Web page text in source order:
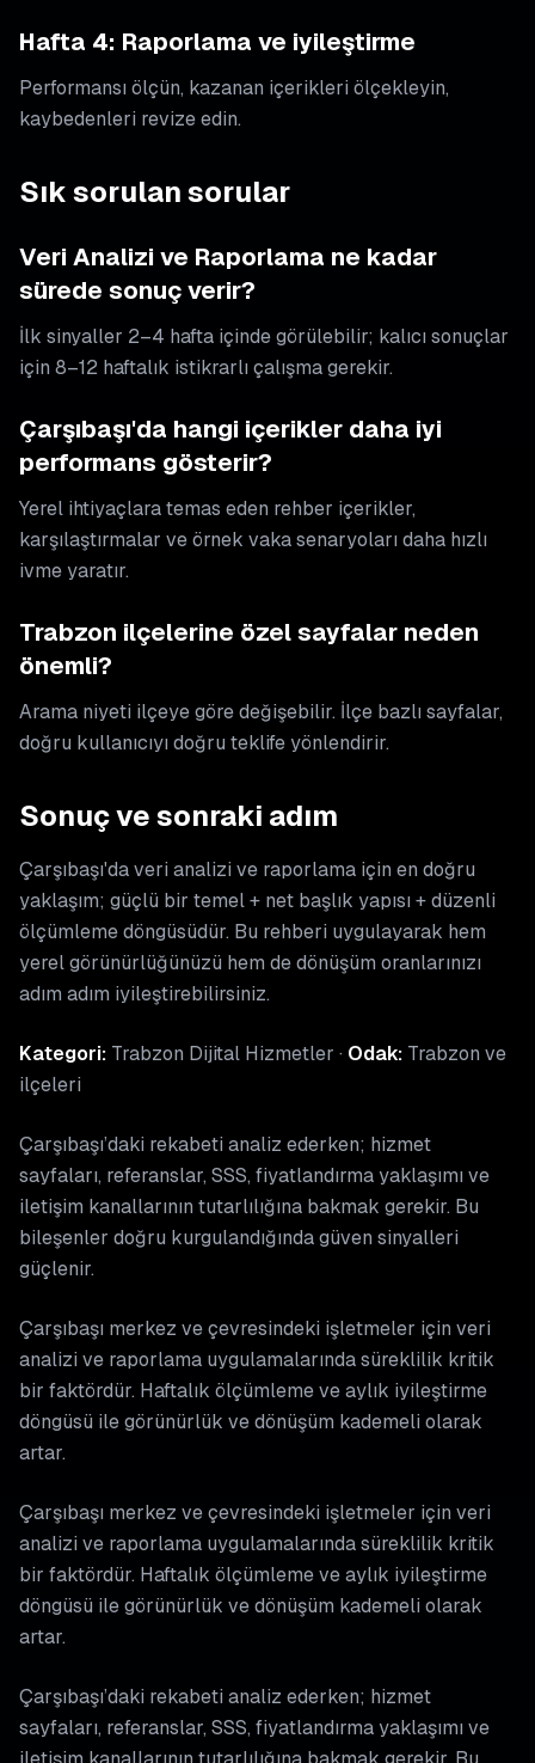
Hafta 4: Raporlama ve iyileştirme
Performansı ölçün, kazanan içerikleri ölçekleyin,
kaybedenleri revize edin.
Sık sorulan sorular
Veri Analizi ve Raporlama ne kadar
sürede sonuç verir?
İlk sinyaller 2–4 hafta içinde görülebilir; kalıcı sonuçlar
için 8–12 haftalık istikrarlı çalışma gerekir.
Çarşıbaşı'da hangi içerikler daha iyi
performans gösterir?
Yerel ihtiyaçlara temas eden rehber içerikler,
karşılaştırmalar ve örnek vaka senaryoları daha hızlı
ivme yaratır.
Trabzon ilçelerine özel sayfalar neden
önemli?
Arama niyeti ilçeye göre değişebilir. İlçe bazlı sayfalar,
doğru kullanıcıyı doğru teklife yönlendirir.
Sonuç ve sonraki adım
Çarşıbaşı'da veri analizi ve raporlama için en doğru
yaklaşım; güçlü bir temel + net başlık yapısı + düzenli
ölçümleme döngüsüdür. Bu rehberi uygulayarak hem
yerel görünürlüğünüzü hem de dönüşüm oranlarınızı
adım adım iyileştirebilirsiniz.
Kategori: Trabzon Dijital Hizmetler · Odak: Trabzon ve
ilçeleri
Çarşıbaşı’daki rekabeti analiz ederken; hizmet
sayfaları, referanslar, SSS, fiyatlandırma yaklaşımı ve
iletişim kanallarının tutarlılığına bakmak gerekir. Bu
bileşenler doğru kurgulandığında güven sinyalleri
güçlenir.
Çarşıbaşı merkez ve çevresindeki işletmeler için veri
analizi ve raporlama uygulamalarında süreklilik kritik
bir faktördür. Haftalık ölçümleme ve aylık iyileştirme
döngüsü ile görünürlük ve dönüşüm kademeli olarak
artar.
Çarşıbaşı merkez ve çevresindeki işletmeler için veri
analizi ve raporlama uygulamalarında süreklilik kritik
bir faktördür. Haftalık ölçümleme ve aylık iyileştirme
döngüsü ile görünürlük ve dönüşüm kademeli olarak
artar.
Çarşıbaşı’daki rekabeti analiz ederken; hizmet
sayfaları, referanslar, SSS, fiyatlandırma yaklaşımı ve